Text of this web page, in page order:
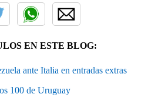
EN ESTE BLOG:
ante Italia en entradas extras
100 de Uruguay